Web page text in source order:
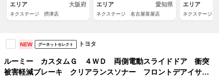
エリア
大阪府
ネクステージ 摂津店
エリア
愛知県
ネクステージ 名古屋茶屋店
エリア
ネクステージ
NEW グーネットセレクト トヨタ
ルーミー カスタムＧ ４ＷＤ 両側電動スライドドア 衝突
被害軽減ブレーキ クリアランスソナー フロントデアイサ